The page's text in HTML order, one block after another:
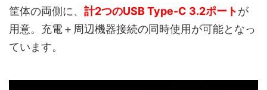
筐体の両側に、 計2つのUSB Type-C 3.2ポートが
用意。充電＋周辺機器接続の同時使用が可能となっ
ています。